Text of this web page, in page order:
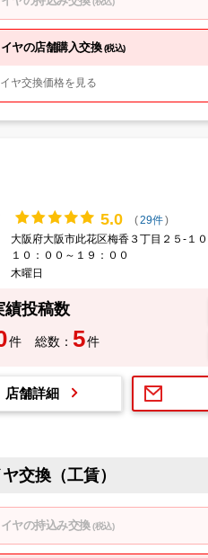
ヤの店舗購入交換(税込)
ヤ交換価格を見る
5.0 (29件)
大阪府大阪市此花区梅香３丁目２５-１０
１０：００～１９：００
木曜日
績投稿数
件 総数： 5件
店舗詳細
交換（工賃）
ヤの持込み交換(税込)